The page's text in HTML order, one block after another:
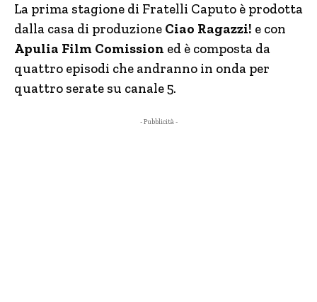
La prima stagione di Fratelli Caputo è prodotta
dalla casa di produzione Ciao Ragazzi! e con
Apulia Film Comission ed è composta da
quattro episodi che andranno in onda per
quattro serate su canale 5.
- Pubblicità -